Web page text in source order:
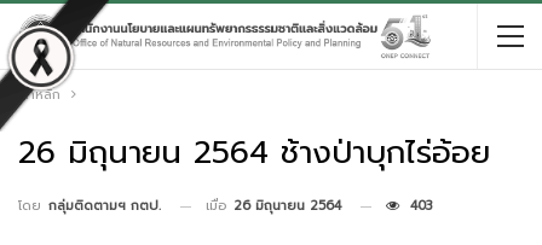
หน้าหลัก
26 มิถุนายน 2564 ช้างป่าบุกไร่อ้อย
โดย กลุ่มติดตามฯ กตป. เมื่อ 26 มิถุนายน 2564 403